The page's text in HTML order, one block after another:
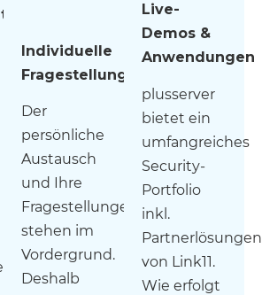
Individuelle
Fragestellungen
Der
persönliche
Austausch
und Ihre
Fragestellungen
stehen im
Vordergrund.
Deshalb
Live-
Demos &
Anwendungen
plusserver
bietet ein
umfangreiches
Security-
Portfolio
inkl.
Partnerlösungen
von Link11.
Wie erfolgt